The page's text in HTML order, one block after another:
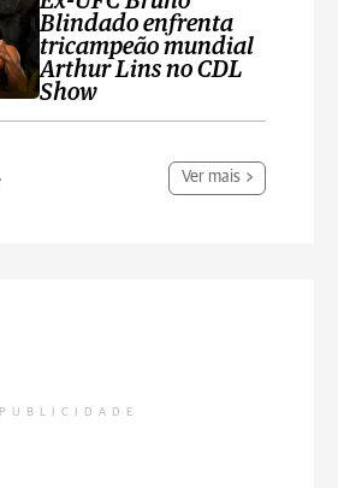
Blindado enfrenta
tricampeão mundial
Arthur Lins no CDL
Show
Ver mais
PUBLICIDADE